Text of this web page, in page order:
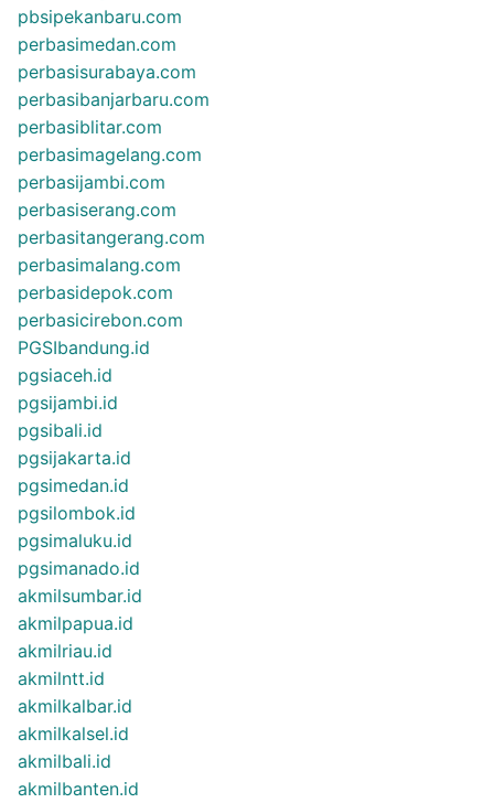
pbsipekanbaru.com
perbasimedan.com
perbasisurabaya.com
perbasibanjarbaru.com
perbasiblitar.com
perbasimagelang.com
perbasijambi.com
perbasiserang.com
perbasitangerang.com
perbasimalang.com
perbasidepok.com
perbasicirebon.com
PGSIbandung.id
pgsiaceh.id
pgsijambi.id
pgsibali.id
pgsijakarta.id
pgsimedan.id
pgsilombok.id
pgsimaluku.id
pgsimanado.id
akmilsumbar.id
akmilpapua.id
akmilriau.id
akmilntt.id
akmilkalbar.id
akmilkalsel.id
akmilbali.id
akmilbanten.id